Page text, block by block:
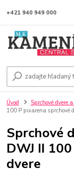
+421 940 949 000
Úvod Sprchové dvere
100 P pixarena sprchové
Sprchové
DWJ II
dvere